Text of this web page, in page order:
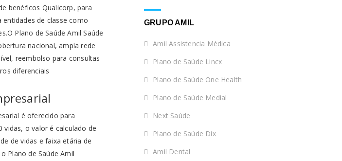
benéficos Qualicorp, para
de classe como
Plano de Saúde Amil Saúde
nacional, ampla rede
reembolso para consultas
diferenciais
é oferecido para
vidas, o valor é calculado de
de vidas e faixa etária de
Plano de Saúde Amil
GRUPO AMIL
Amil Assistencia Médica
Plano de Saúde Lincx
Plano de Saúde One Health
Plano de Saúde Medial
Next Saúde
Plano de Saúde Dix
Amil Dental